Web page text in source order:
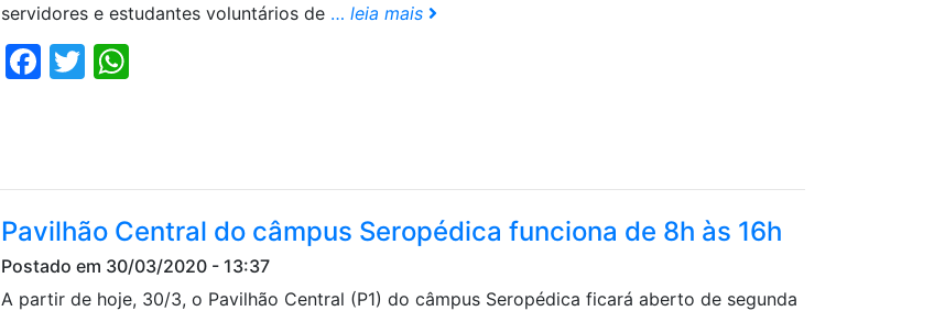
servidores e estudantes voluntários de … leia mais
Facebook
Twitter
Pavilhão Central do câmpus Seropédica funciona de 8h às 16h
Postado em 30/03/2020 - 13:37
A partir de hoje, 30/3, o Pavilhão Central (P1) do câmpus Seropédica ficará aberto de segunda